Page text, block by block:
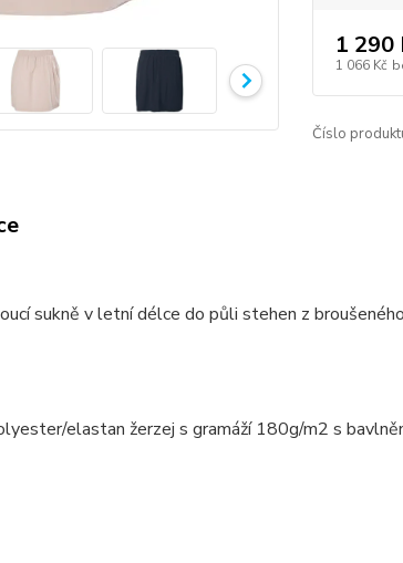
1 290
1 066 Kč
Číslo
sukně v letní délce do půli stehen z
elastan žerzej s gramáží 180g/m2 s